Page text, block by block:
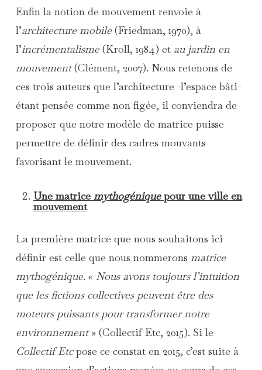
Enfin la notion de mouvement renvoie à
l’architecture mobile (Friedman, 1970), à
l’incrémentalisme(Kroll, 1984) et au jardin en
mouvement(Clément, 2007). Nous retenons de
ces trois auteurs que l’architecture -l’espace bâti-
étant pensée comme non figée, il conviendra de
proposer que notre modèle de matrice puisse
permettre de définir des cadres mouvants
favorisant le mouvement.
Une matrice mythogéniquepour une ville en
mouvement
La première matrice que nous souhaitons ici
définir est celle que nous nommerons matrice
mythogénique. « Nous avons toujours l’intuition
que les fictions collectives peuvent être des
moteurs puissants pour transformer notre
environnement» (Collectif Etc, 2015). Si le
Collectif Etcpose ce constat en 2015, c’est suite à